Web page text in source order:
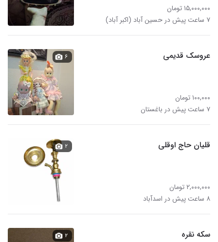
۱۵,۰۰۰,۰۰۰ تومان
۷ ساعت پیش در حسین آباد (اکبر آباد)
عروسک قدیمی
۱۰۰,۰۰۰ تومان
۷ ساعت پیش در باغستان
۶
قلیان حاج اوقلی
۲,۰۰۰,۰۰۰ تومان
۸ ساعت پیش در اسدآباد
۲
سکه نقره ۲